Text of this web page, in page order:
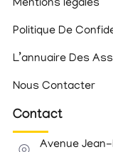
Mentions légales
Politique De
L’annuaire Des
Nous Contacter
Contact
Avenue